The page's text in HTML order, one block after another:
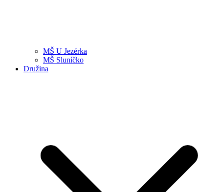
MŠ U Jezérka
MŠ Sluníčko
Družina